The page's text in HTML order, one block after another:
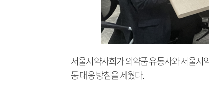
서울시약사회가 의약품 유통사와 서울시
동 대응 방침을 세웠다.